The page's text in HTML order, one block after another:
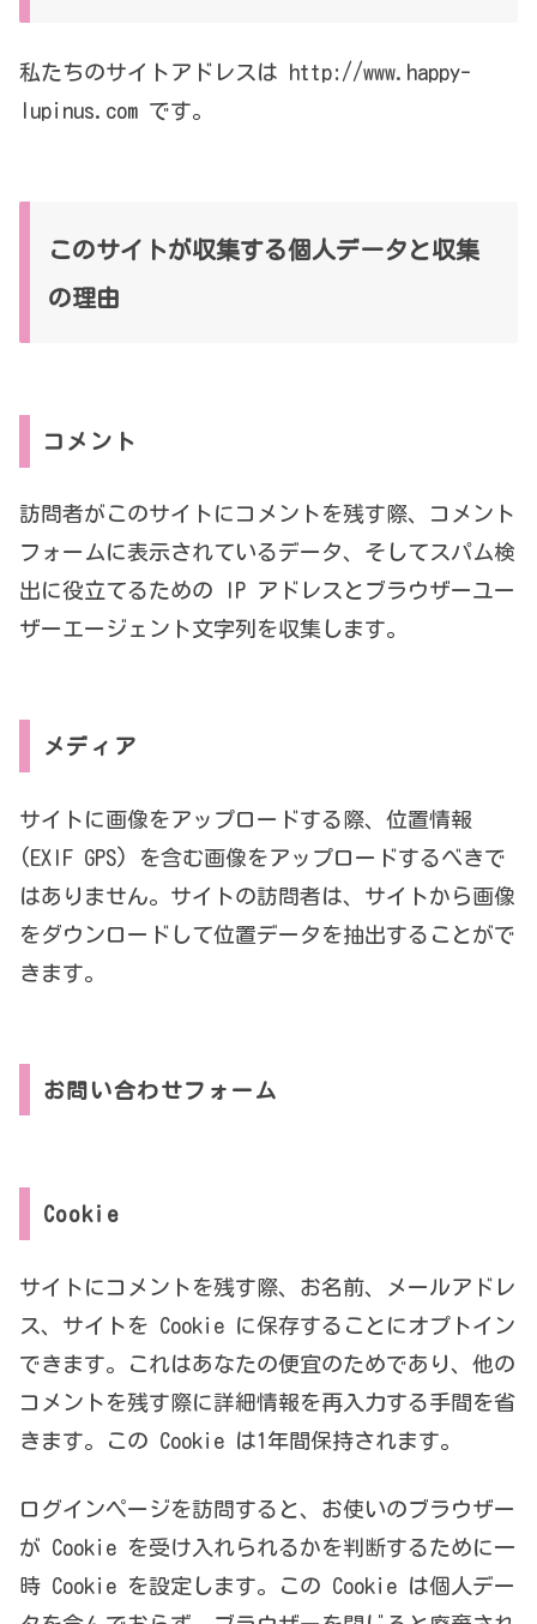
私たちのサイトアドレスは http://www.happy-
lupinus.com です。
このサイトが収集する個人データと収集
の理由
コメント
訪問者がこのサイトにコメントを残す際、コメント
フォームに表示されているデータ、そしてスパム検
出に役立てるための IP アドレスとブラウザーユー
ザーエージェント文字列を収集します。
メディア
サイトに画像をアップロードする際、位置情報
(EXIF GPS) を含む画像をアップロードするべきで
はありません。サイトの訪問者は、サイトから画像
をダウンロードして位置データを抽出することがで
きます。
お問い合わせフォーム
Cookie
サイトにコメントを残す際、お名前、メールアドレ
ス、サイトを Cookie に保存することにオプトイン
できます。これはあなたの便宜のためであり、他の
コメントを残す際に詳細情報を再入力する手間を省
きます。この Cookie は1年間保持されます。
ログインページを訪問すると、お使いのブラウザー
が Cookie を受け入れられるかを判断するために一
時 Cookie を設定します。この Cookie は個人デー